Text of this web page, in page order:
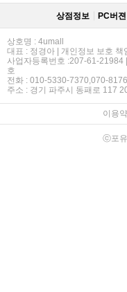
상점정보 PC버젼
상호명 : 4umall
대표 : 정경아 | 개인정보 보호 책
사업자등록번호 :207-61-21984
호
전화 : 010-5330-7370,070-
주소 : 경기 파주시 동패로 117
이용
ⓒ포유